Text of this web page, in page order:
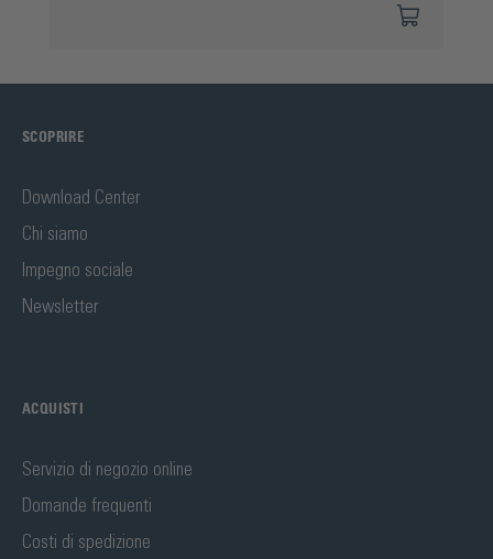
SCOPRIRE
Download Center
Chi siamo
Impegno sociale
Newsletter
ACQUISTI
Servizio di negozio online
Domande frequenti
Costi di spedizione